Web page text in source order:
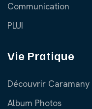
Communication
PLUI
Vie Pratique
Découvrir Caramany
Album Photos